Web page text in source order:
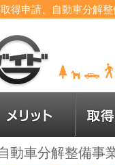
得申請、自動車分解
動車分解整備事